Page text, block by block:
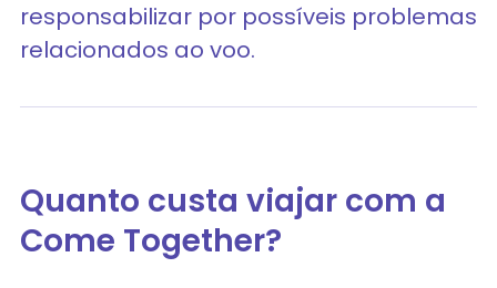
responsabilizar por possíveis problemas
relacionados ao voo.
Quanto custa viajar com a
Come Together?